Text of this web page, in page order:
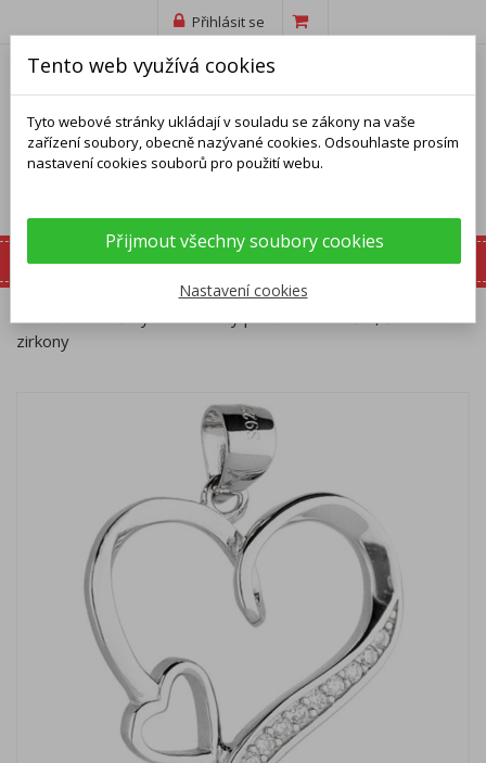
Přihlásit se
Domů Přívěsky
Stříbrný přívěsek - srdíčko, čiré kulaté
zirkony
Tento web využívá cookies
Tyto webové stránky ukládají v souladu se zákony na vaše
zařízení soubory, obecně nazývané cookies. Odsouhlaste prosím
nastavení cookies souborů pro použití webu.
Přijmout všechny soubory cookies
Nastavení cookies